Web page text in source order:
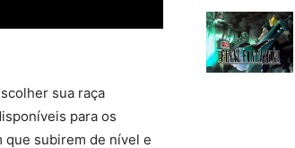
sua raça
para os
que subirem de nível e